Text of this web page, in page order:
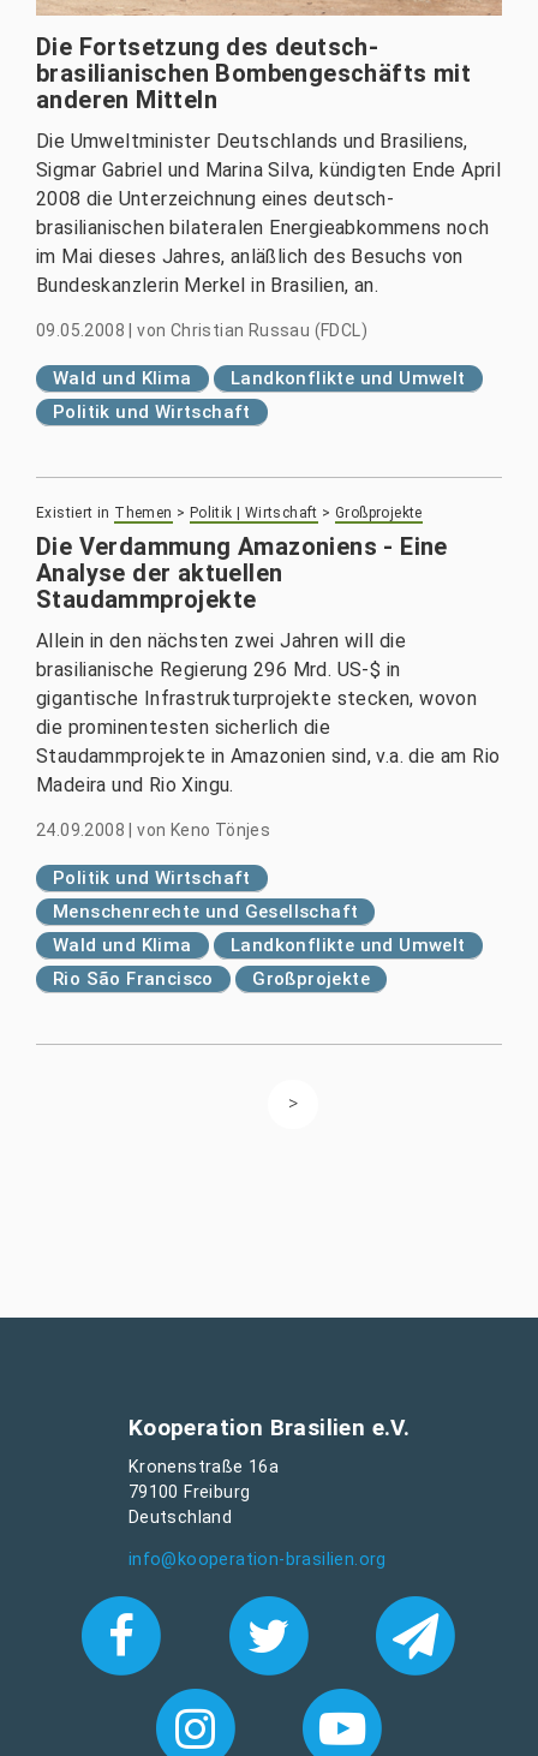
Die Fortsetzung des deutsch-
brasilianischen Bombengeschäfts mit
anderen Mitteln
Die Umweltminister Deutschlands und Brasiliens,
Sigmar Gabriel und Marina Silva, kündigten Ende April
2008 die Unterzeichnung eines deutsch-
brasilianischen bilateralen Energieabkommens noch
im Mai dieses Jahres, anläßlich des Besuchs von
Bundeskanzlerin Merkel in Brasilien, an.
09.05.2008 |von Christian Russau (FDCL)
Wald und Klima
Landkonflikte und Umwelt
Politik und Wirtschaft
Existiert in Themen > Politik | Wirtschaft >Großprojekte
Die Verdammung Amazoniens - Eine
Analyse der aktuellen
Staudammprojekte
Allein in den nächsten zwei Jahren will die
brasilianische Regierung 296 Mrd. US-$ in
gigantische Infrastrukturprojekte stecken, wovon
die prominentesten sicherlich die
Staudammprojekte in Amazonien sind, v.a. die am Rio
Madeira und Rio Xingu.
24.09.2008 |von Keno Tönjes
Politik und Wirtschaft
Menschenrechte und Gesellschaft
Wald und Klima
Landkonflikte und Umwelt
Rio São Francisco
Großprojekte
Kooperation Brasilien e.V.
Kronenstraße 16a
79100 Freiburg
Deutschland
info@kooperation-brasilien.org